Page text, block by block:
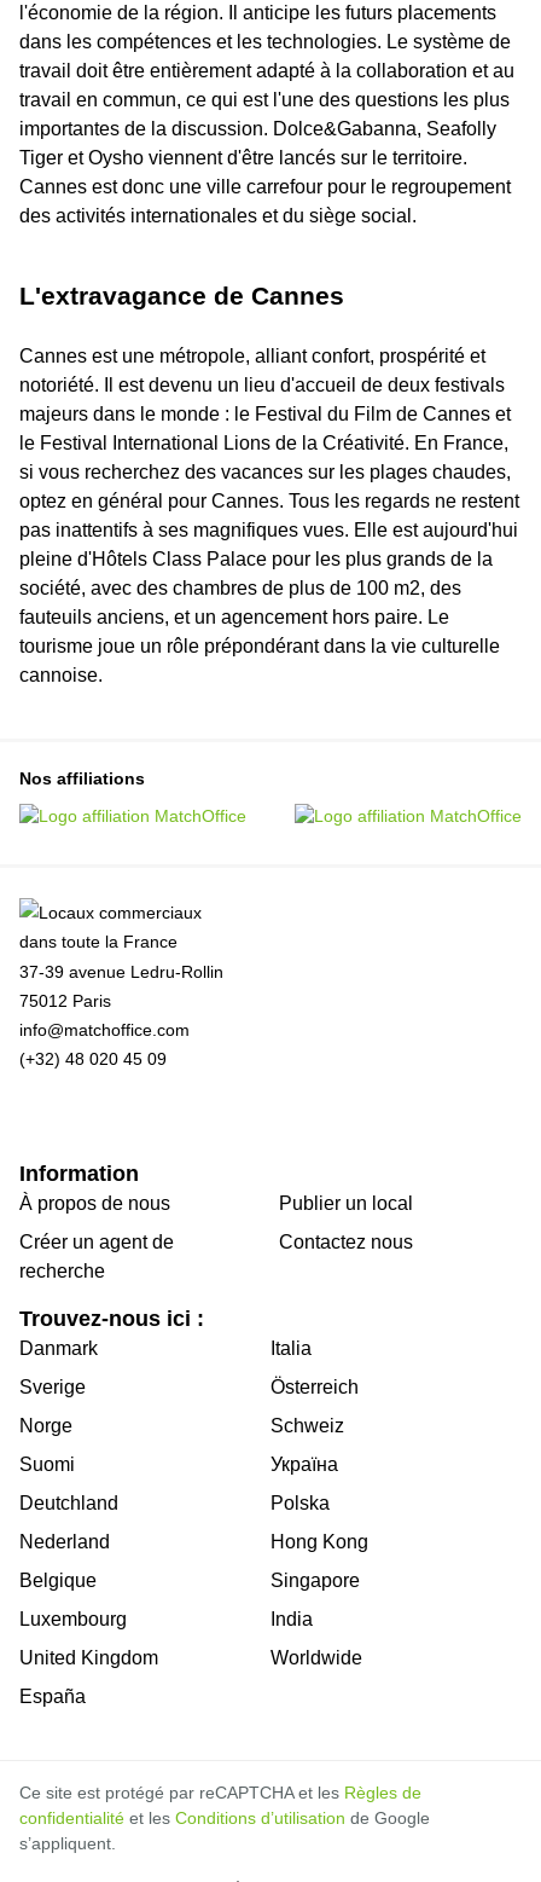
l'économie de la région. Il anticipe les futurs placements
dans les compétences et les technologies. Le système de
travail doit être entièrement adapté à la collaboration et au
travail en commun, ce qui est l'une des questions les plus
importantes de la discussion. Dolce&Gabanna, Seafolly
Tiger et Oysho viennent d'être lancés sur le territoire.
Cannes est donc une ville carrefour pour le regroupement
des activités internationales et du siège social.
L'extravagance de Cannes
Cannes est une métropole, alliant confort, prospérité et
notoriété. Il est devenu un lieu d'accueil de deux festivals
majeurs dans le monde : le Festival du Film de Cannes et
le Festival International Lions de la Créativité. En France,
si vous recherchez des vacances sur les plages chaudes,
optez en général pour Cannes. Tous les regards ne restent
pas inattentifs à ses magnifiques vues. Elle est aujourd'hui
pleine d'Hôtels Class Palace pour les plus grands de la
société, avec des chambres de plus de 100 m2, des
fauteuils anciens, et un agencement hors paire. Le
tourisme joue un rôle prépondérant dans la vie culturelle
cannoise.
Nos affiliations
37-39 avenue Ledru-Rollin
75012 Paris
info@matchoffice.com
(+32) 48 020 45 09
Information
À propos de nous
Créer un agent de
recherche
Publier un local
Contactez nous
Trouvez-nous ici :
Danmark
Sverige
Norge
Suomi
Deutchland
Nederland
Belgique
Luxembourg
United Kingdom
España
Italia
Österreich
Schweiz
Україна
Polska
Hong Kong
Singapore
India
Worldwide
Ce site est protégé par reCAPTCHA et les Règles de
confidentialité et les Conditions d’utilisation de Google
s’appliquent.